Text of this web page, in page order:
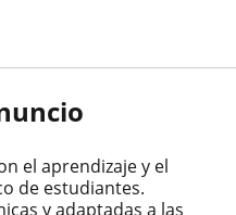
el aprendizaje y el
de estudiantes.
y adaptadas a las